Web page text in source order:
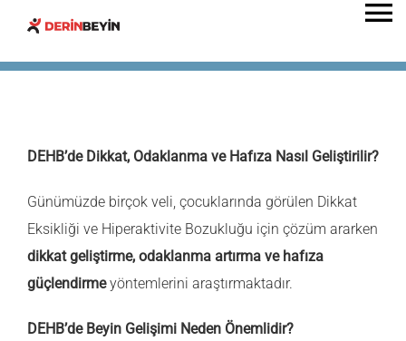
content
HAKKIMIZDA
BEYİN OKULU
DEHB’de Dikkat, Odaklanma ve Hafıza Nasıl Geliştirilir?
Günümüzde birçok veli, çocuklarında görülen Dikkat
Eksikliği ve Hiperaktivite Bozukluğu için çözüm ararken
dikkat geliştirme, odaklanma artırma ve hafıza
güçlendirmeyöntemlerini araştırmaktadır.
DEHB’de Beyin Gelişimi Neden Önemlidir?